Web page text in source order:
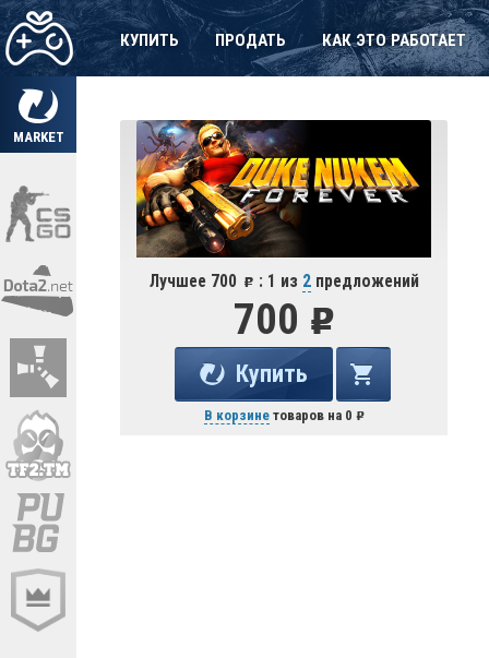
MARKET
КУПИТЬ ПРОДАТЬ КАК ЭТО РАБОТАЕТ
Лучшее 700 : 1 из 2предложений
700
Купить
В корзинетоваров на 0